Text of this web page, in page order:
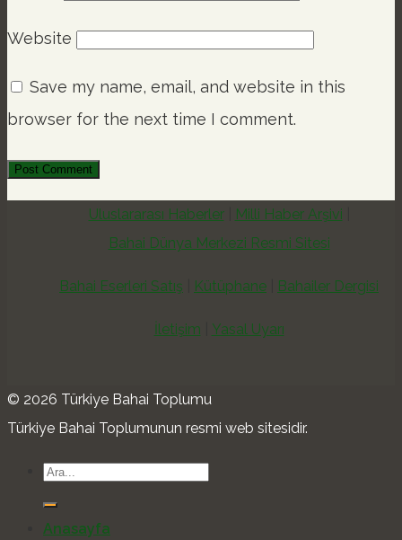
Website
Save my name, email, and website in this
browser for the next time I comment.
Uluslararası Haberler
Milli Haber Arşivi
Bahai Dünya Merkezi Resmi Sitesi
Bahai Eserleri Satış Kütüphane Bahailer Dergisi
İletişim Yasal Uyarı
© 2026 Türkiye Bahai Toplumu
Türkiye Bahai Toplumunun resmi web sitesidir.
Anasayfa